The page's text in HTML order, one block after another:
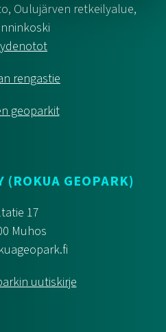
Oulujärven retkeilyalue,
rengastie
geoparkit
(ROKUA GEOPARK)
17
Muhos
uutiskirje